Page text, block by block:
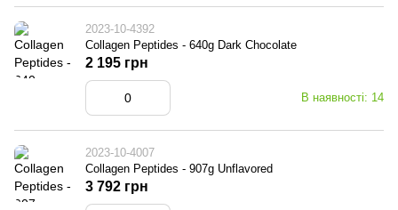
2023-10-4392
Collagen Peptides - 640g Dark Chocolate
В наявності: 14
2 195 грн
2023-10-4007
Collagen Peptides - 907g Unflavored
3 792 грн